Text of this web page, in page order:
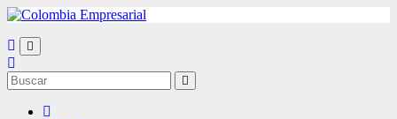
Ir
contenido